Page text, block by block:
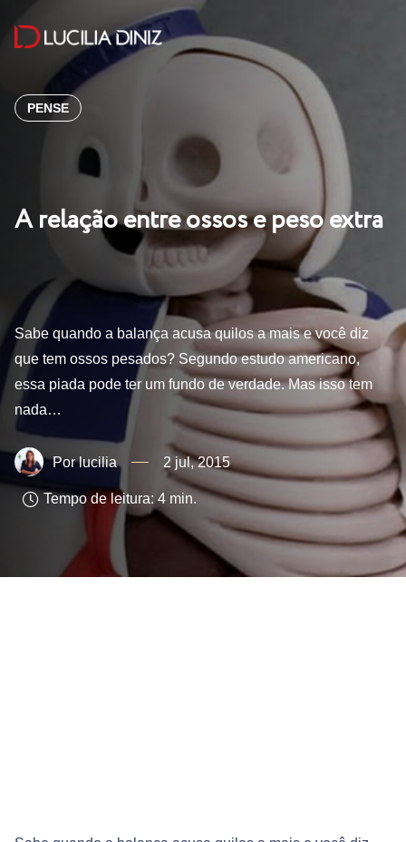
PENSE
A relação entre ossos e peso extra
Sabe quando a balança acusa quilos a mais e você diz
que tem ossos pesados? Segundo estudo americano,
essa piada pode ter um fundo de verdade. Mas isso tem
nada…
lucilia 2 jul, 2015
Tempo de leitura: 4 min.